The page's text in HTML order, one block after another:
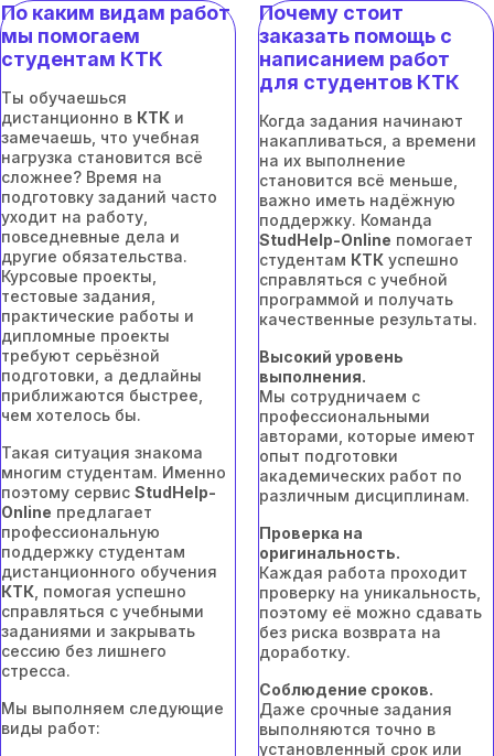
По каким видам работ
мы помогаем
студентам КТК
Ты обучаешься
дистанционно в КТК и
замечаешь, что учебная
нагрузка становится всё
сложнее? Время на
подготовку заданий часто
уходит на работу,
повседневные дела и
другие обязательства.
Курсовые проекты,
тестовые задания,
практические работы и
дипломные проекты
требуют серьёзной
подготовки, а дедлайны
приближаются быстрее,
чем хотелось бы.
Такая ситуация знакома
многим студентам. Именно
поэтому сервис StudHelp-
Online предлагает
профессиональную
поддержку студентам
дистанционного обучения
КТК , помогая успешно
справляться с учебными
заданиями и закрывать
сессию без лишнего
стресса.
Мы выполняем следующие
виды работ:
Почему стоит
заказать помощь с
написанием работ
для студентов КТК
Когда задания начинают
накапливаться, а времени
на их выполнение
становится всё меньше,
важно иметь надёжную
поддержку. Команда
StudHelp-Online помогает
студентам КТК успешно
справляться с учебной
программой и получать
качественные результаты.
Высокий уровень
выполнения.
Мы сотрудничаем с
профессиональными
авторами, которые имеют
опыт подготовки
академических работ по
различным дисциплинам.
Проверка на
оригинальность.
Каждая работа проходит
проверку на уникальность,
поэтому её можно сдавать
без риска возврата на
доработку.
Соблюдение сроков.
Даже срочные задания
выполняются точно в
установленный срок или